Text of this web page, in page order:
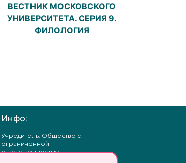
ВЕСТНИК МОСКОВСКОГО
УНИВЕРСИТЕТА. СЕРИЯ 9.
ФИЛОЛОГИЯ
Инфо:
Учредитель: Общество с
ограниченной
ответственностью